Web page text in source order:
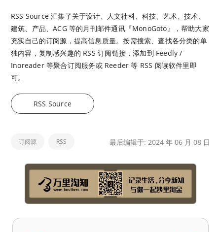
RSS Source 汇集了关于设计、人文社科、科技、艺术、技术、
建筑、产品、ACG 等的月刊邮件通讯『MonoGoto』，帮助大家
充实自己的订阅源，提高信息质量。按需搜索、查找各分类的单
独内容，复制感兴趣的 RSS 订阅链接，添加到 Feedly /
Inoreader 等聚合订阅服务或 Reeder 等 RSS 阅读软件里即
可。
RSS Source
订阅源 RSS 最后编辑于: 2024 年 06 月 08 日